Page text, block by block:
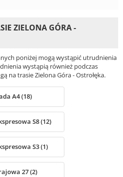
ZIELONA GÓRA -
poniżej mogą wystąpić utrudnienia
wystąpią również podczas
na trasie Zielona Góra - Ostrołęka.
A4 (18)
S8 (12)
S3 (1)
27 (2)